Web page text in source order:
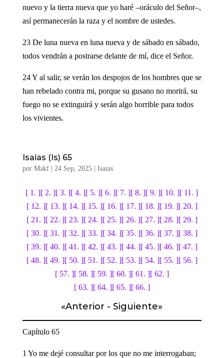
nuevo y la tierra nueva que yo haré –oráculo del Señor–,
así permanecerán la raza y el nombre de ustedes.
23 De luna nueva en luna nueva y de sábado en sábado,
todos vendrán a postrarse delante de mí, dice el Señor.
24 Y al salir, se verán los despojos de los hombres que se
han rebelado contra mi, porque su gusano no morirá, su
fuego no se extinguirá y serán algo horrible para todos
los vivientes.
Isaias (Is) 65
por Makf| 24 Sep, 2025| Isaias
[ 1. ][ 2. ][ 3. ][ 4. ][ 5. ][ 6. ][ 7. ][ 8. ][ 9. ][ 10. ][ 11. ]
[ 12. ][ 13. ][ 14. ][ 15. ][ 16. ][ 17. ][ 18. ][ 19. ][ 20. ]
[ 21. ][ 22. ][ 23. ][ 24. ][ 25. ][ 26. ][ 27. ][ 28. ][ 29. ]
[ 30. ][ 31. ][ 32. ][ 33. ][ 34. ][ 35. ][ 36. ][ 37. ][ 38. ]
[ 39. ][ 40. ][ 41. ][ 42. ][ 43. ][ 44. ][ 45. ][ 46. ][ 47. ]
[ 48. ][ 49. ][ 50. ][ 51. ][ 52. ][ 53. ][ 54. ][ 55. ][ 56. ]
[ 57. ][ 58. ][ 59. ][ 60. ][ 61. ][ 62. ]
[ 63. ][ 64. ][ 65. ][ 66. ]
«Anterior -Siguiente»
Capítulo 65
1 Yo me dejé consultar por los que no me interrogaban;